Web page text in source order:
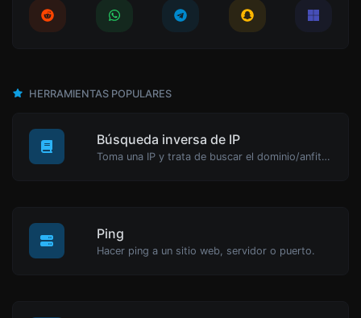
HERRAMIENTAS POPULARES
Búsqueda inversa de IP
Toma una IP y trata de buscar el dominio/anfitrión asociado a ella.
Ping
Hacer ping a un sitio web, servidor o puerto.